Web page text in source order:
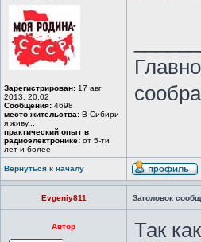
Зарегистрирован: 17 авг
2013, 20:02
Сообщения: 4698
место жительства: В Сибири
я живу...
практический опыт в
радиоэлектронике: от 5-ти
лет и более
Вернуться к началу
Evgeniy811 Заголовок
Автор
Так